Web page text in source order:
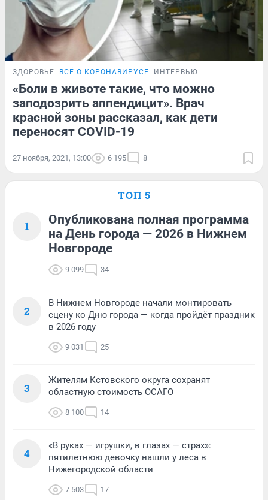
ЗДОРОВЬЕ ВСЁ О КОРОНАВИРУСЕ ИНТЕРВЬЮ
«Боли в животе такие, что можно
заподозрить аппендицит». Врач
красной зоны рассказал, как дети
переносят COVID-19
27 ноября, 2021, 13:00 6 195 8
ТОП 5
1
Опубликована полная программа
на День города — 2026 в Нижнем
Новгороде
9 099 34
2
В Нижнем Новгороде начали монтировать
сцену ко Дню города — когда пройдёт праздник
в 2026 году
9 031 25
3
Жителям Кстовского округа сохранят
областную стоимость ОСАГО
8 100 14
4
«В руках — игрушки, в глазах — страх»:
пятилетнюю девочку нашли у леса в
Нижегородской области
7 503 17